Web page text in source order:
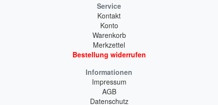
Service
Kontakt
Konto
Warenkorb
Merkzettel
Bestellung widerrufen
Informationen
Impressum
AGB
Datenschutz